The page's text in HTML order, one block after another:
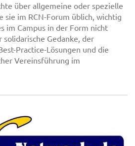
über allgemeine oder spezielle
im RCN-Forum üblich, wichtig
im Campus in der Form nicht
Gedanke, der
Practice-Lösungen und die
Vereinsführung im